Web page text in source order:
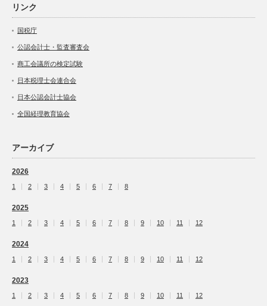
リンク
国税庁
公認会計士・監査審査会
商工会議所の検定試験
日本税理士会連合会
日本公認会計士協会
全国経理教育協会
アーカイブ
2026
1 2 3 4 5 6 7 8
2025
1 2 3 4 5 6 7 8 9 10 11 12
2024
1 2 3 4 5 6 7 8 9 10 11 12
2023
1 2 3 4 5 6 7 8 9 10 11 12